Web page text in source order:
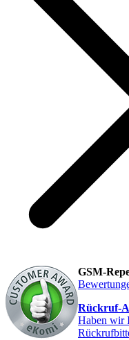
GSM-
Rückruf-
Haben wir